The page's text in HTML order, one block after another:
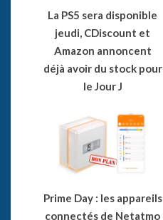
La PS5 sera disponible
jeudi, CDiscount et
Amazon annoncent
déjà avoir du stock pour
le Jour J
Prime Day : les appareils
connectés de Netatmo